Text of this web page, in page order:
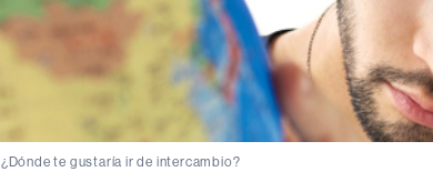
¿Dónde te gustaría ir de intercambio?